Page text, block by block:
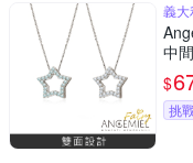
義大
中
$
挑